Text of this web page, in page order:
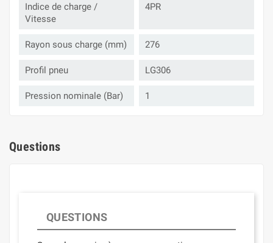
Indice de charge /
Vitesse
4PR
Rayon sous charge (mm) 276
Profil pneu LG306
Pression nominale (Bar) 1
Questions
QUESTIONS